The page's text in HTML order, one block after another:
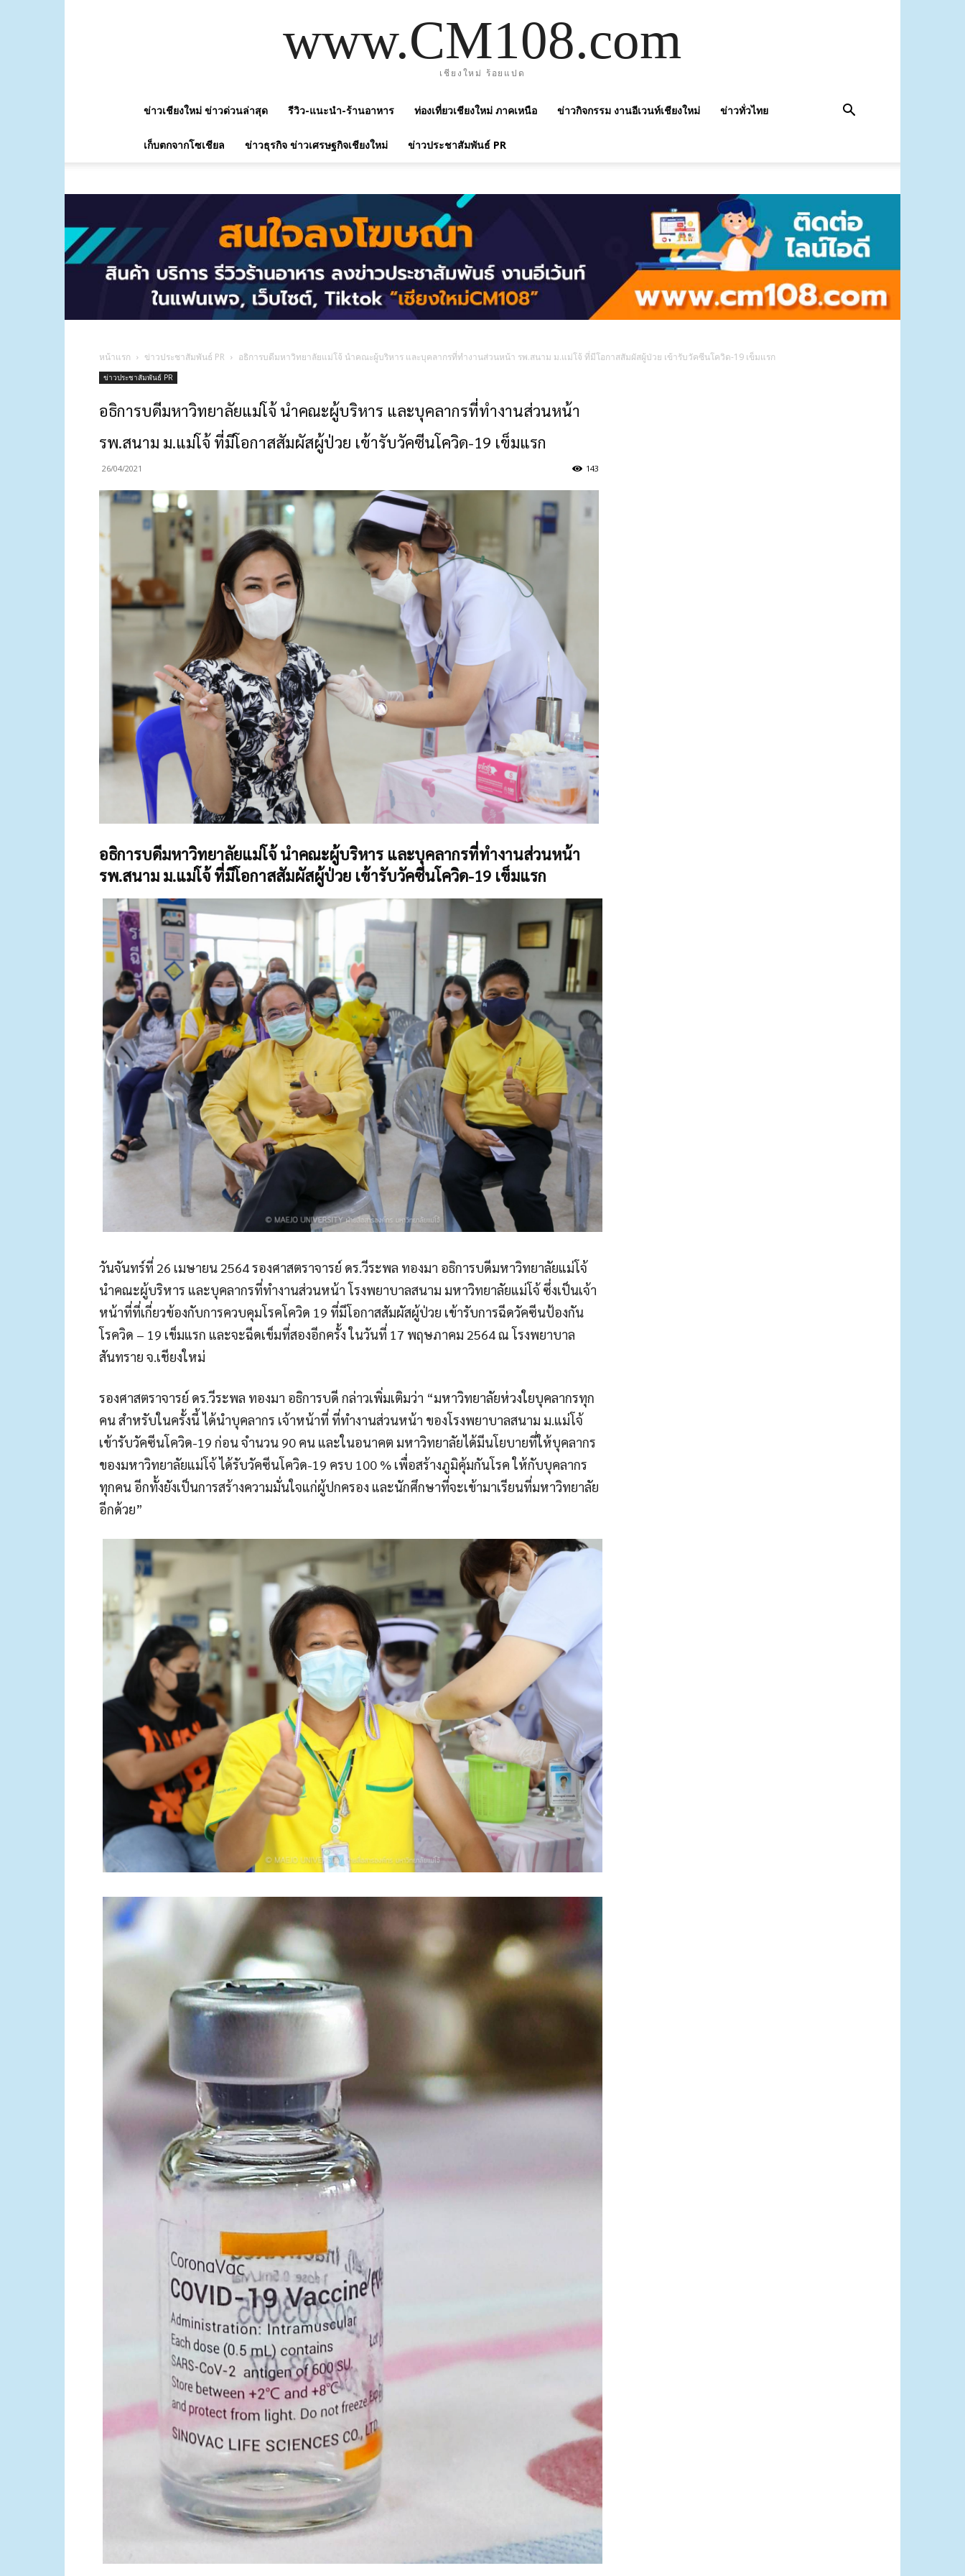
www.CM108.com
เชียงใหม่ ร้อยแปด
ข่าวเชียงใหม่ ข่าวด่วนล่าสุด รีวิว-แนะนำ-ร้านอาหาร ท่องเที่ยวเชียงใหม่ ภาคเหนือ ข่าวกิจกรรม งานอีเวนท์เชียงใหม่ ข่าวทั่วไทย
เก็บตกจากโซเชียล ข่าวธุรกิจ ข่าวเศรษฐกิจเชียงใหม่ ข่าวประชาสัมพันธ์ PR
หน้าแรก ข่าวประชาสัมพันธ์ PR อธิการบดีมหาวิทยาลัยแม่โจ้ นำคณะผู้บริหาร และบุคลากรที่ทำงานส่วนหน้า รพ.สนาม ม.แม่โจ้ ที่มีโอกาสสัมผัสผู้ป่วย เข้ารับวัคซีนโควิด-19 เข็มแรก
ข่าวประชาสัมพันธ์ PR
อธิการบดีมหาวิทยาลัยแม่โจ้ นำคณะผู้บริหาร และบุคลากรที่ทำงานส่วนหน้า
รพ.สนาม ม.แม่โจ้ ที่มีโอกาสสัมผัสผู้ป่วย เข้ารับวัคซีนโควิด-19 เข็มแรก
26/04/2021 143
อธิการบดีมหาวิทยาลัยแม่โจ้ นำคณะผู้บริหาร และบุคลากรที่ทำงานส่วนหน้า
รพ.สนาม ม.แม่โจ้ ที่มีโอกาสสัมผัสผู้ป่วย เข้ารับวัคซีนโควิด-19 เข็มแรก
วันจันทร์ที่ 26 เมษายน 2564 รองศาสตราจารย์ ดร.วีระพล ทองมา อธิการบดีมหาวิทยาลัยแม่โจ้
นำคณะผู้บริหาร และบุคลากรที่ทำงานส่วนหน้า โรงพยาบาลสนาม มหาวิทยาลัยแม่โจ้ ซึ่งเป็นเจ้า
หน้าที่ที่เกี่ยวข้องกับการควบคุมโรคโควิด 19 ที่มีโอกาสสัมผัสผู้ป่วย เข้ารับการฉีดวัคซีนป้องกัน
โรควิด – 19 เข็มแรก และจะฉีดเข็มที่สองอีกครั้ง ในวันที่ 17 พฤษภาคม 2564 ณ โรงพยาบาล
สันทราย จ.เชียงใหม่
รองศาสตราจารย์ ดร.วีระพล ทองมา อธิการบดี กล่าวเพิ่มเติมว่า “มหาวิทยาลัยห่วงใยบุคลากรทุก
คน สำหรับในครั้งนี้ ได้นำบุคลากร เจ้าหน้าที่ ที่ทำงานส่วนหน้า ของโรงพยาบาลสนาม ม.แม่โจ้
เข้ารับวัคซีนโควิด-19 ก่อน จำนวน 90 คน และในอนาคต มหาวิทยาลัยได้มีนโยบายที่ให้บุคลากร
ของมหาวิทยาลัยแม่โจ้ ได้รับวัคซีนโควิด-19 ครบ 100 % เพื่อสร้างภูมิคุ้มกันโรค ให้กับบุคลากร
ทุกคน อีกทั้งยังเป็นการสร้างความมั่นใจแก่ผู้ปกครอง และนักศึกษาที่จะเข้ามาเรียนที่มหาวิทยาลัย
อีกด้วย”